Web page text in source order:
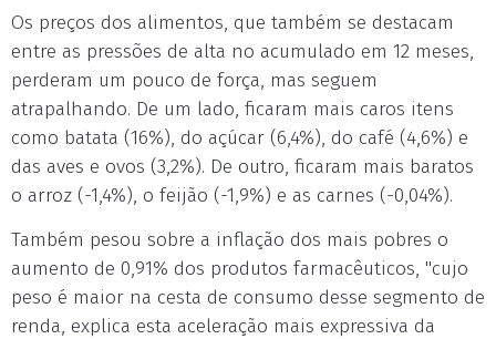
Os preços dos alimentos, que também se destacam
entre as pressões de alta no acumulado em 12 meses,
perderam um pouco de força, mas seguem
atrapalhando. De um lado, ficaram mais caros itens
como batata (16%), do açúcar (6,4%), do café (4,6%) e
das aves e ovos (3,2%). De outro, ficaram mais baratos
o arroz (-1,4%), o feijão (-1,9%) e as carnes (-0,04%).
Também pesou sobre a inflação dos mais pobres o
aumento de 0,91% dos produtos farmacêuticos, "cujo
peso é maior na cesta de consumo desse segmento de
renda, explica esta aceleração mais expressiva da